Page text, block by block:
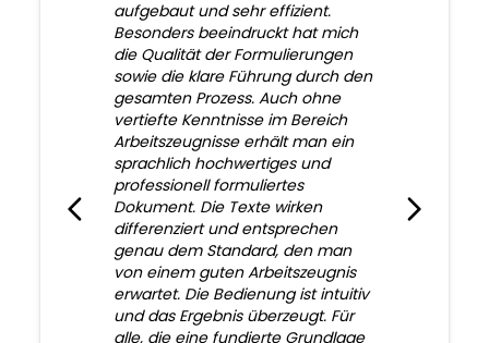
aufgebaut und sehr effizient.
Besonders beeindruckt hat mich
die Qualität der Formulierungen
sowie die klare Führung durch den
gesamten Prozess. Auch ohne
vertiefte Kenntnisse im Bereich
Arbeitszeugnisse erhält man ein
sprachlich hochwertiges und
professionell formuliertes
Dokument. Die Texte wirken
differenziert und entsprechen
genau dem Standard, den man
von einem guten Arbeitszeugnis
erwartet. Die Bedienung ist intuitiv
und das Ergebnis überzeugt. Für
alle, die eine fundierte Grundlage